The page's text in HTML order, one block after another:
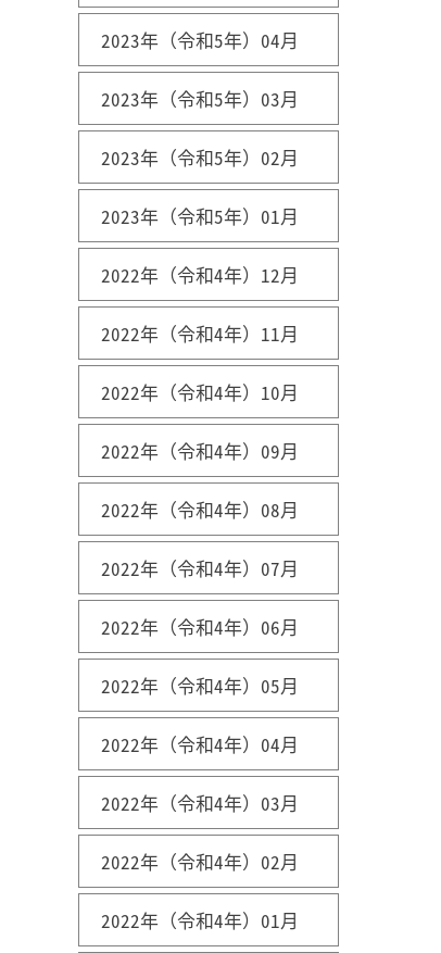
2023年（令和5年）04月
2023年（令和5年）03月
2023年（令和5年）02月
2023年（令和5年）01月
2022年（令和4年）12月
2022年（令和4年）11月
2022年（令和4年）10月
2022年（令和4年）09月
2022年（令和4年）08月
2022年（令和4年）07月
2022年（令和4年）06月
2022年（令和4年）05月
2022年（令和4年）04月
2022年（令和4年）03月
2022年（令和4年）02月
2022年（令和4年）01月